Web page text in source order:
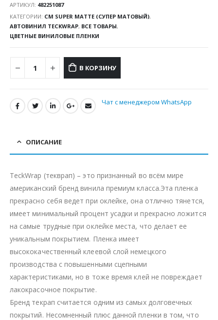
АРТИКУЛ: 482251087
КАТЕГОРИИ: CM SUPER MATTE (СУПЕР МАТОВЫЙ),
АВТОВИНИЛ TECKWRAP, ВСЕ ТОВАРЫ,
ЦВЕТНЫЕ ВИНИЛОВЫЕ ПЛЕНКИ
В КОРЗИНУ
Чат с менеджером WhatsApp
ОПИСАНИЕ
TeckWrap (текврап) – это признанный во всём мире
американский бренд винила премиум класса.Эта пленка
прекрасно себя ведет при оклейке, она отлично тянется,
имеет минимальный процент усадки и прекрасно ложится
на самые трудные при оклейке места, что делает ее
уникальным покрытием. Пленка имеет
высококачественный клеевой слой немецкого
производства с повышенными сцепными
характеристиками, но в тоже время клей не повреждает
лакокрасочное покрытие.
Бренд текрап считается одним из самых долговечных
покрытий. Несомненный плюс данной пленки в том, что